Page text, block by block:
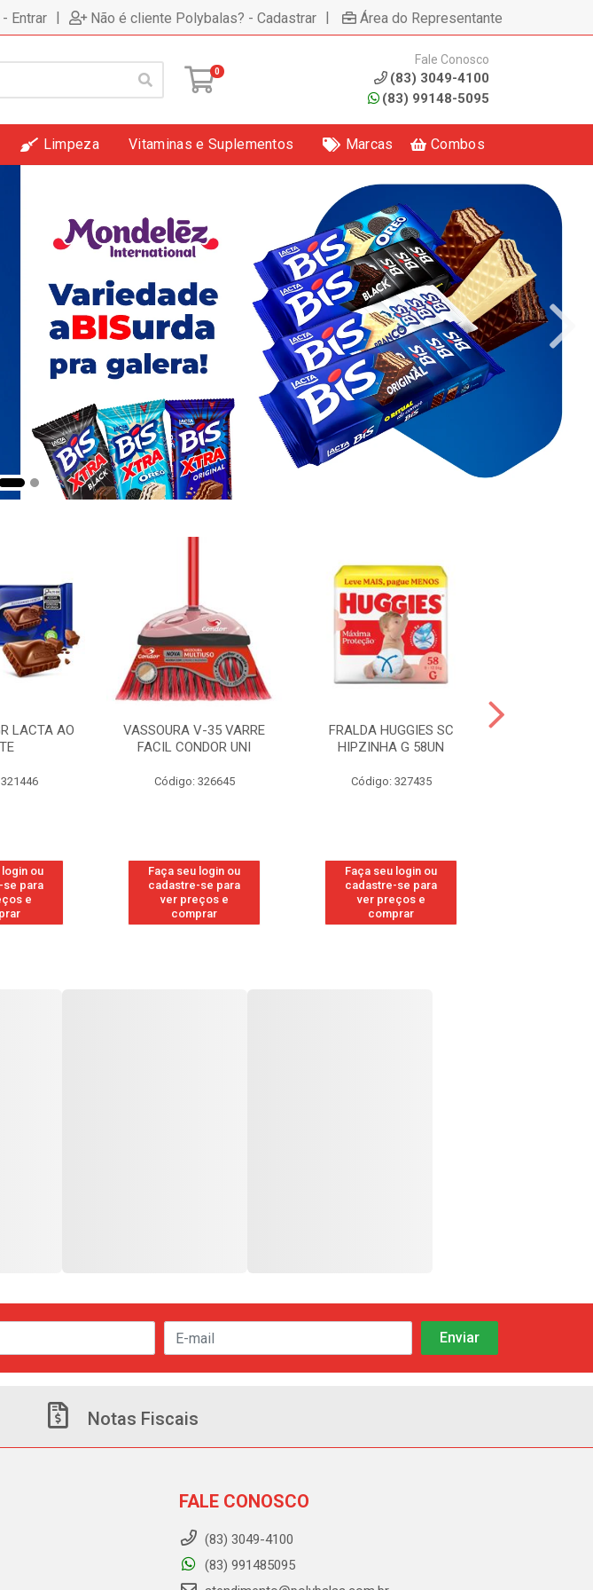
Entrar | Não é cliente Polybalas? - Cadastrar | Área do Representante
0
Fale Conosco
(83) 3049-4100
(83) 99148-5095
Limpeza Vitaminas e Suplementos Marcas Combos
LACTA AO
login ou
se para
e
VASSOURA V-35 VARRE
FACIL CONDOR UNI
Código: 326645
Faça seu login ou
cadastre-se para
ver preços e
comprar
FRALDA HUGGIES SC
HIPZINHA G 58UN
Código: 327435
Faça seu login ou
cadastre-se para
ver preços e
comprar
Notas Fiscais
FALE CONOSCO
(83) 3049-4100
(83) 991485095